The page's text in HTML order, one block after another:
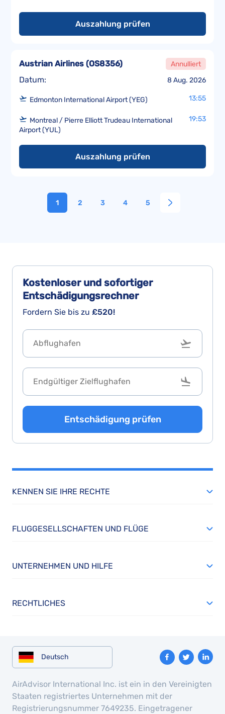
Auszahlung prüfen
Datum: 8 Aug. 2026
Austrian Airlines (OS8356) Annulliert
Edmonton International Airport (YEG) 13:55
Montreal / Pierre Elliott Trudeau International
Airport (YUL)
19:53
Auszahlung prüfen
1 2 3 4 5
Kostenloser und sofortiger
Entschädigungsrechner
Fordern Sie bis zu £520!
Entschädigung prüfen
KENNEN SIE IHRE RECHTE
FLUGGESELLSCHAFTEN UND FLÜGE
UNTERNEHMEN UND HILFE
RECHTLICHES
Deutsch
AirAdvisor International Inc. ist ein in den Vereinigten
Staaten registriertes Unternehmen mit der
Registrierungsnummer 7649235. Eingetragener